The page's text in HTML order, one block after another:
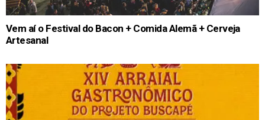
Vem aí o Festival do Bacon + Comida Alemã + Cerveja
Artesanal